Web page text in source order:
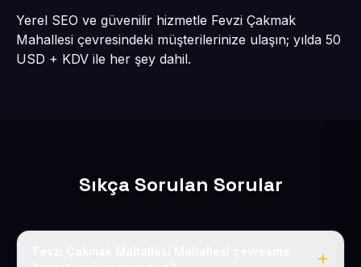
Yerel SEO ve güvenilir hizmetle Fevzi Çakmak
Mahallesi çevresindeki müşterilerinize ulaşın; yılda 50
USD + KDV ile her şey dahil.
Sıkça Sorulan Sorular